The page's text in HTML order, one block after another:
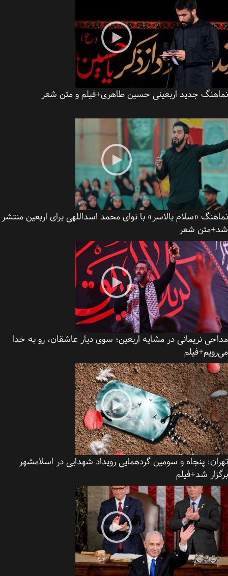
جدید اربعینی حسین طاهری+فیلم و متن شعر
«سلام بالاسر» با نوای محمد اسداللهی برای اربعین منتشر
شعر
نریمانی در مشایه اربعین؛ سوی دیار عاشقان، رو به خدا
پنجاه و سومین گردهمایی رویداد شهدایی در اسلامشهر
شد+فیلم